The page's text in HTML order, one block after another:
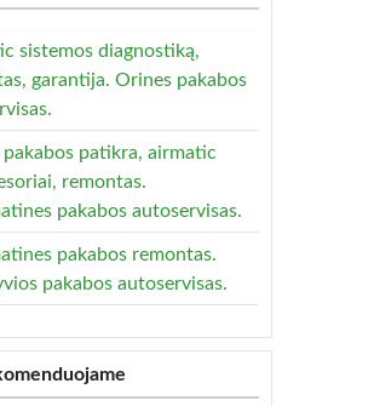
sistemos diagnostiką,
garantija. Orines pakabos
patikra, airmatic
remontas.
pakabos autoservisas.
pakabos remontas.
pakabos autoservisas.